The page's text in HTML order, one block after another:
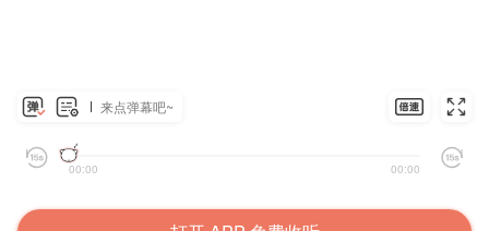
来点弹幕吧~
00:00 00:00